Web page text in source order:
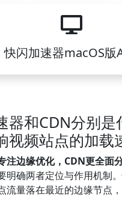
快闪加速器macOS版
器和CDN分别是
视频站点的加载
注边缘优化，CDN更全面
明确两者定位与作用机制
流量落在最近的边缘节点